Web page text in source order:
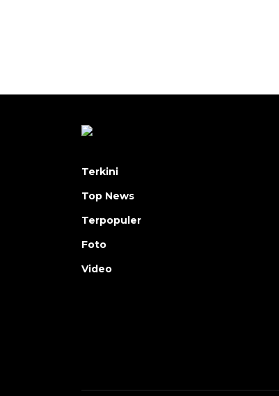
Terkini
Top News
Terpopuler
Foto
Video